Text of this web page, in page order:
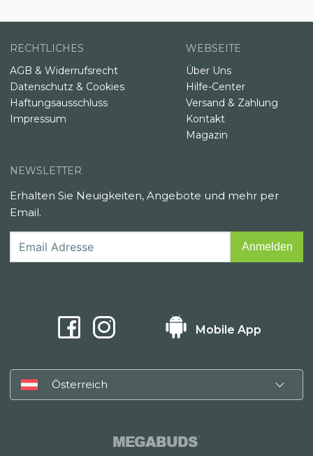
RECHTLICHES
AGB & Widerrufsrecht
Datenschutz & Cookies
Haftungsausschluss
Impressum
WEBSEITE
Über Uns
Hilfe-Center
Versand & Zahlung
Kontakt
Magazin
NEWSLETTER
Erhalten Sie Neuigkeiten, Angebote und mehr per
Email.
Mobile App
Österreich
MEGABUDS ®